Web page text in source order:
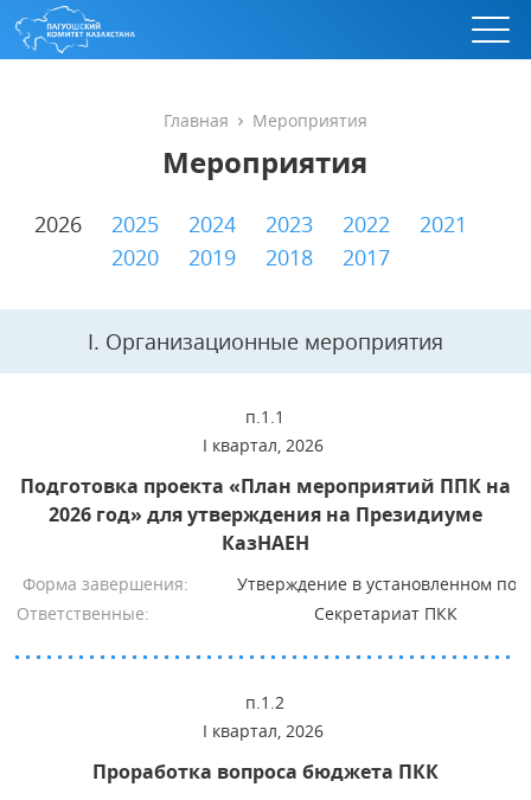
Главная Мероприятия
Мероприятия
2026 2025 2024 2023 2022
2021
2020
2019 2018 2017
I. Организационные мероприятия
п.1.1
I квартал, 2026
Подготовка проекта «План мероприятий ППК на
2026 год» для утверждения на Президиуме
КазНАЕН
Форма завершения:
Утверждение в установленном
Ответственные:
Секретариат ПКК
п.1.2
I квартал, 2026
Проработка вопроса бюджета ПКК